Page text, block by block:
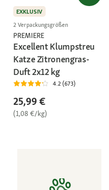
EXKLUSIV
2 Verpackungsgrößen
PREMIERE
Excellent Klumpstreu
Katze Zitronengras-
Duft 2x12 kg
4.2 (673)
25,99 €
(1,08 €/kg)